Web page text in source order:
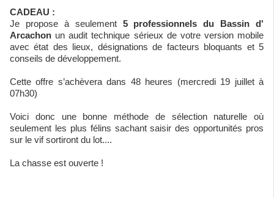
CADEAU :
Je propose à seulement 5 professionnels du Bassin d'
Arcachon un audit technique sérieux de votre version mobile
avec état des lieux, désignations de facteurs bloquants et 5
conseils de développement.
Cette offre s’achèvera dans 48 heures (mercredi 19 juillet à
07h30)
Voici donc une bonne méthode de sélection naturelle où
seulement les plus félins sachant saisir des opportunités pros
sur le vif sortiront du lot....
La chasse est ouverte !